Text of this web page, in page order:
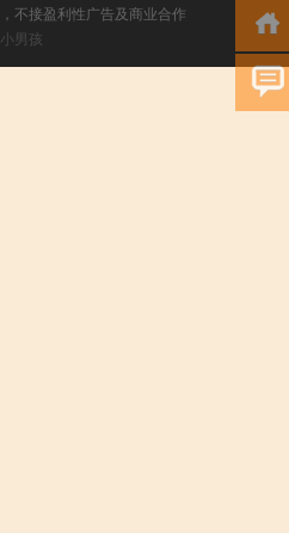
不接盈利性广告及商业合作
小男孩